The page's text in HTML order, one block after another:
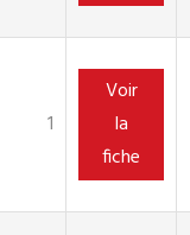
1
Voir
la
fiche